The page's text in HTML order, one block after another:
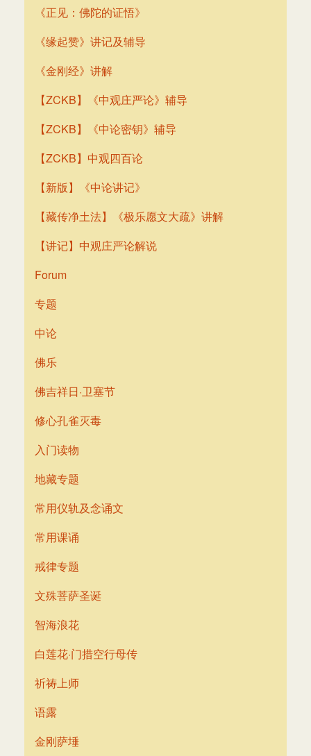
《正见：佛陀的证悟》
《缘起赞》讲记及辅导
《金刚经》讲解
【ZCKB】《中观庄严论》辅导
【ZCKB】《中论密钥》辅导
【ZCKB】中观四百论
【新版】《中论讲记》
【藏传净土法】《极乐愿文大疏》讲解
【讲记】中观庄严论解说
Forum
专题
中论
佛乐
佛吉祥日·卫塞节
修心孔雀灭毒
入门读物
地藏专题
常用仪轨及念诵文
常用课诵
戒律专题
文殊菩萨圣诞
智海浪花
白莲花·门措空行母传
祈祷上师
语露
金刚萨埵